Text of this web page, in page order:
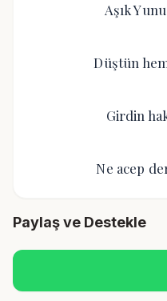
Aşık
Düştün
Girdin
Ne acep
Paylaş ve Destekle